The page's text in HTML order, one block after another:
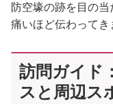
防空壕の跡を目の
痛いほど伝わってき
訪問ガイド
スと周辺ス